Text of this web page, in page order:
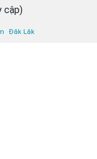
cập)
Đăk Lăk